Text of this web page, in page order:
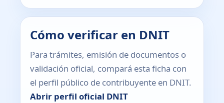
Cómo verificar en DNIT
Para trámites, emisión de documentos o
validación oficial, compará esta ficha con
el perfil público de contribuyente en DNIT.
Abrir perfil oficial DNIT